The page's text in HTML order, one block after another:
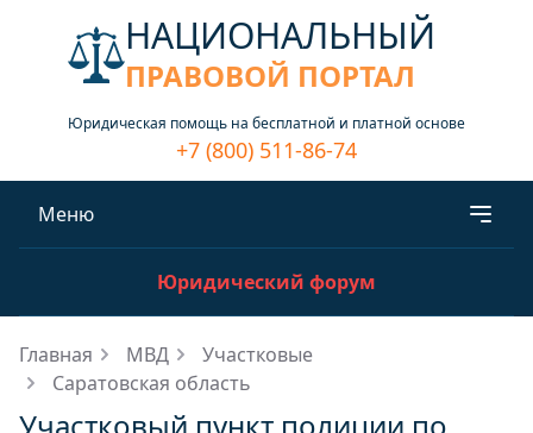
НАЦИОНАЛЬНЫЙ
ПРАВОВОЙ ПОРТАЛ
Юридическая помощь на бесплатной и платной основе
+7 (800) 511-86-74
Меню
Юридический форум
Главная МВД
Участковые
Саратовская область